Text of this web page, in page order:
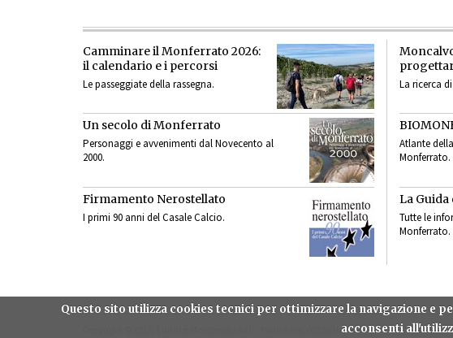
Camminare il Monferrato 2026:
il calendario e i percorsi
Le passeggiate della rassegna.
Un secolo di Monferrato
Personaggi e avvenimenti dal Novecento al
2000.
Firmamento Nerostellato
I primi 90 anni del Casale Calcio.
La ricerca
Atlante
Monferrato.
La
Tutte le
Monferrato.
Copyright © 2018, Editrice Monferrato S.r.l. - Partita iva: 00150360063
Questo sito utilizza cookies tecnici per ottimizzare la navigazione e
acconsenti